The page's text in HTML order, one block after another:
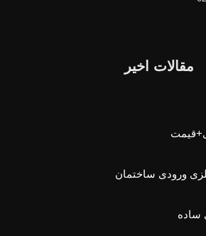
مقالات اخیر
ورودی ساختمان
ساده